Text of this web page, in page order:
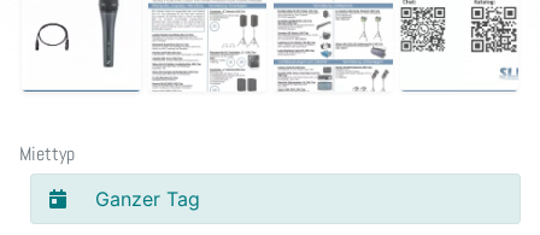
Miettyp
Ganzer Tag